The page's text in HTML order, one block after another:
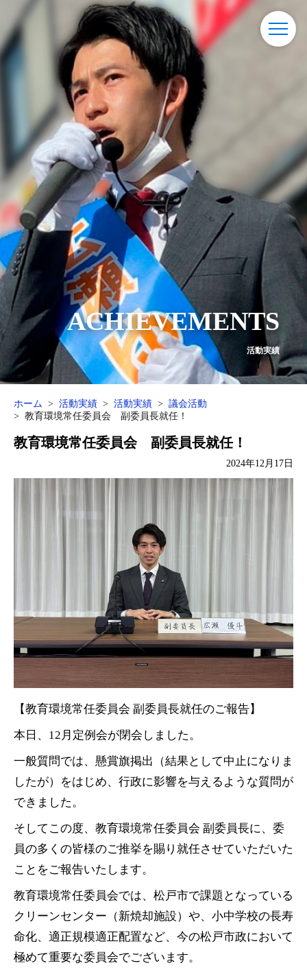
ACHIEVEMENTS
活動実績
ホーム 活動実績 活動実績
議会活動
教育環境常任委員会 副委員長就任！
教育環境常任委員会 副委員長就任！
2024年12月17日
【教育環境常任委員会 副委員長就任のご報告】
本日、12月定例会が閉会しました。
一般質問では、懸賞旗掲出（結果として中止になりま
したが）をはじめ、行政に影響を与えるような質問が
できました。
そしてこの度、教育環境常任委員会 副委員長に、委
員の多くの皆様のご推挙を賜り就任させていただいた
ことをご報告いたします。
教育環境常任委員会では、松戸市で課題となっている
クリーンセンター（新焼却施設）や、小中学校の長寿
命化、適正規模適正配置など、今の松戸市政において
極めて重要な委員会でございます。